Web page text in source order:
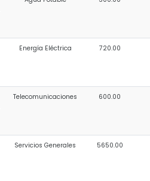
Energía Eléctrica 720.00
Telecomunicaciones 600.00
Servicios Generales 5650.00